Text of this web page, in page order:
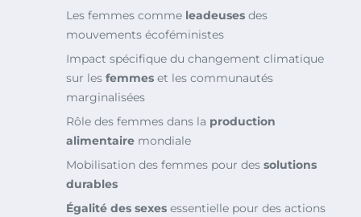
Les femmes comme leadeuses des
mouvements écoféministes
Impact spécifique du changement climatique
sur les femmes et les communautés
marginalisées
Rôle des femmes dans la production
alimentaire mondiale
Mobilisation des femmes pour des solutions
durables
Égalité des sexes essentielle pour des actions